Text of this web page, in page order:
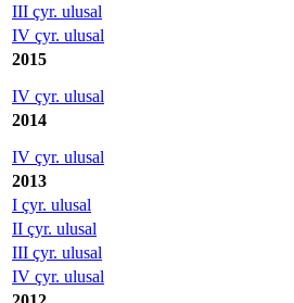
III çyr. ulusal
IV çyr. ulusal
2015
IV çyr. ulusal
2014
IV çyr. ulusal
2013
I çyr. ulusal
II çyr. ulusal
III çyr. ulusal
IV çyr. ulusal